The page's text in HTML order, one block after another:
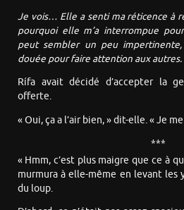
Je vois… Elle a senti ma réticence à
pourquoi elle m’a interrompue
peut sembler un peu
douée pour faire attention aux autres.
Rífa avait décidé d’accepter la
offerte.
« Oui, ça a l’air bien, » dit-elle. « Je
***
« Hmm, c’est plus maigre que ce à
murmura à elle-même en levant les
du loup.